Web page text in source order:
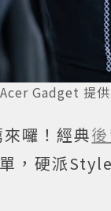
Gadget 提供
囉！經典
，硬派